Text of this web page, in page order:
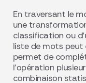
En traversant le
une
classification ou
liste de mots peut
permet de
l’opération
combinaison